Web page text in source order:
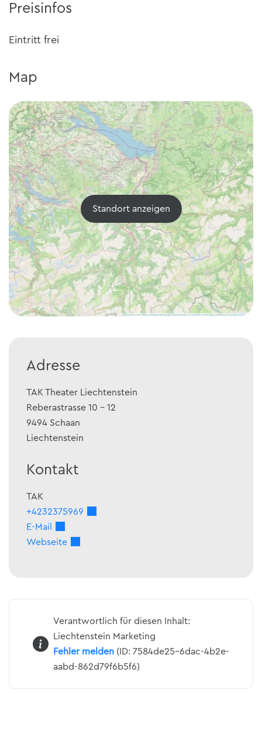
Preisinfos
Eintritt frei
Map
Standort anzeigen
Adresse
TAK Theater Liechtenstein
Reberastrasse 10 - 12
9494 Schaan
Liechtenstein
Kontakt
TAK
+4232375969
E-Mail
Webseite
Verantwortlich für diesen Inhalt:
Liechtenstein Marketing
Fehler melden(ID: 7584de25-6dac-4b2e-
aabd-862d79f6b5f6)